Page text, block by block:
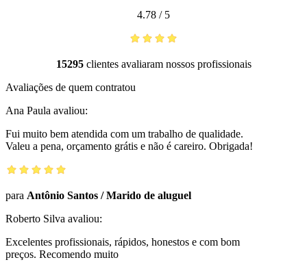
4.78 / 5
15295clientes avaliaram nossos profissionais
Avaliações de quem contratou
Ana Paula avaliou:
Fui muito bem atendida com um trabalho de qualidade.
Valeu a pena, orçamento grátis e não é careiro. Obrigada!
para Antônio Santos /Marido de aluguel
Roberto Silva avaliou:
Excelentes profissionais, rápidos, honestos e com bom
preços. Recomendo muito